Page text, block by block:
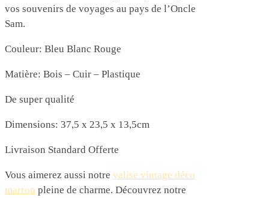
vos souvenirs de voyages au pays de l’Oncle
Sam.
Couleur: Bleu Blanc Rouge
Matière: Bois – Cuir – Plastique
De super qualité
Dimensions: 37,5 x 23,5 x 13,5cm
Livraison Standard Offerte
Vous aimerez aussi notre valise vintage déco
marron pleine de charme. Découvrez notre